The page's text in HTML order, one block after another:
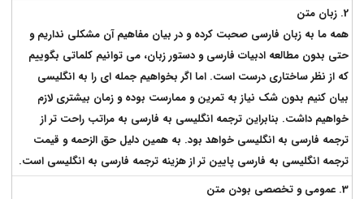
2. زبان متن
همه ما به زبان فارسی صحبت کرده و در بیان مفاهیم آن مشکلی نداریم و
حتی بدون مطالعه ادبیات فارسی و دستور زبان، می توانیم کلماتی بگوییم
که از نظر ساختاری درست است. اما اگر بخواهیم جمله ای را به انگلیسی
بیان کنیم بدون شک نیاز به تمرین و ممارست بوده و زمان بیشتری لازم
خواهیم داشت. بنابراین ترجمه انگلیسی به فارسی به مراتب راحت تر از
ترجمه فارسی به انگلیسی خواهد بود. به همین دلیل حق الزحمه و قیمت
ترجمه انگلیسی به فارسی پایین تر از هزینه ترجمه فارسی به انگلیسی است.
3. عمومی و تخصصی بودن متن